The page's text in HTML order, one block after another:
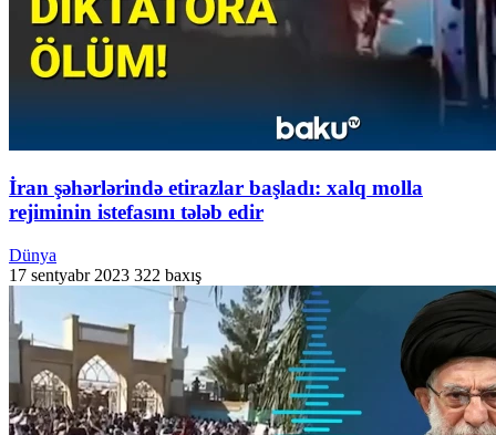
İran şəhərlərində etirazlar başladı: xalq molla
rejiminin istefasını tələb edir
Dünya
17 sentyabr 2023 322 baxış